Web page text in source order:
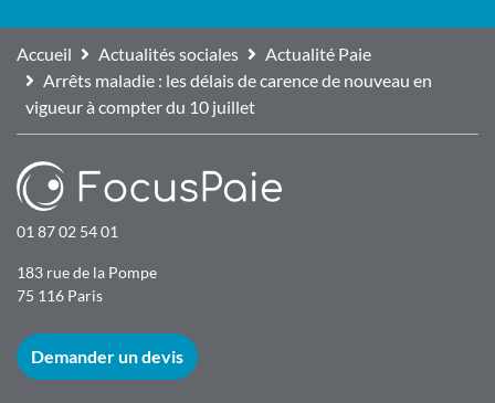
Accueil Actualités sociales
Actualité Paie
Arrêts maladie : les délais de carence de nouveau en
vigueur à compter du 10 juillet
01 87 02 54 01
183 rue de la Pompe
75 116 Paris
Demander un devis